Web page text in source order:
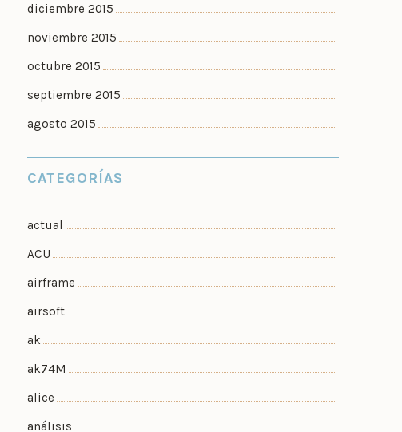
diciembre 2015
noviembre 2015
octubre 2015
septiembre 2015
agosto 2015
CATEGORÍAS
actual
ACU
airframe
airsoft
ak
ak74M
alice
análisis